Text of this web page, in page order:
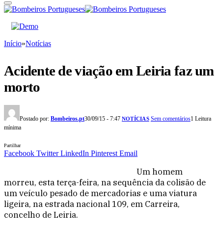
Início»Notícias
Acidente de viação em Leiria faz um
morto
Postado por: Bombeiros.pt30/09/15 - 7:47 NOTÍCIAS Sem comentários1 Leitura
mínima
Partilhar
Facebook Twitter LinkedIn Pinterest Email
Um homem
morreu, esta terça-feira, na sequência da colisão de
um veículo pesado de mercadorias e uma viatura
ligeira, na estrada nacional 109, em Carreira,
concelho de Leiria.